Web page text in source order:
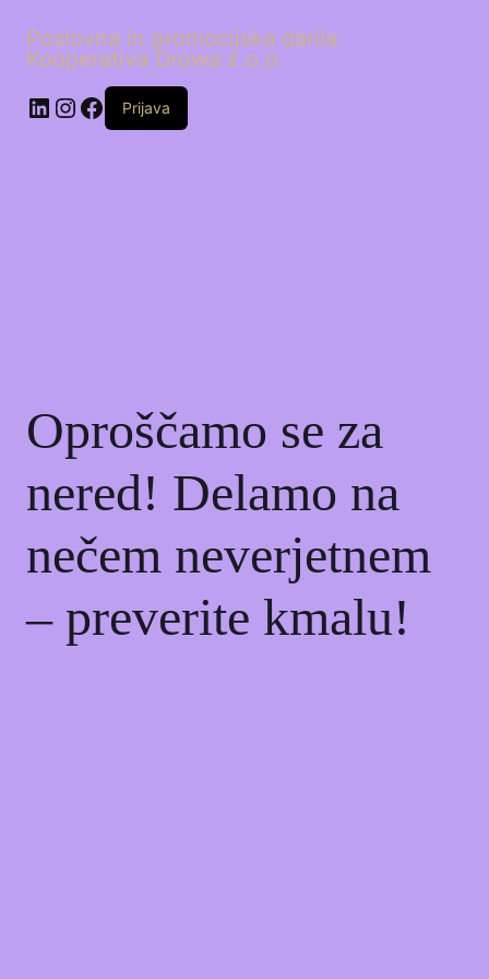
Poslovna in promocijska darila
Kooperativa Drowa z.o.o.
LinkedIn
Instagram
Facebook
Prijava
Oproščamo se za
nered! Delamo na
nečem neverjetnem
– preverite kmalu!